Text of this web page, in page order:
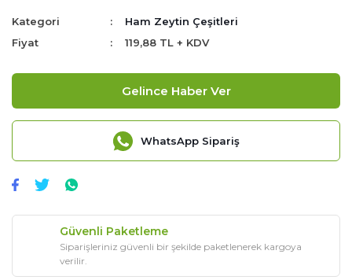
Kategori
Ham Zeytin Çeşitleri
Fiyat
119,88 TL + KDV
Gelince Haber Ver
WhatsApp Sipariş
Güvenli Paketleme
Siparişleriniz güvenli bir şekilde paketlenerek kargoya
verilir.